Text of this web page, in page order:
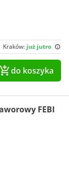
Kraków: już jutro
do koszyka
FEBI